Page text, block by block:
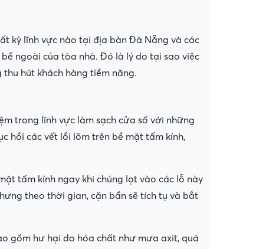
kỳ lĩnh vực nào tại địa bàn Đà Nẵng và các
ngoài của tòa nhà. Đó là lý do tại sao việc
hút khách hàng tiềm năng.
trong lĩnh vực làm sạch cửa sổ với những
hồi các vết lồi lõm trên bề mặt tấm kính,
tấm kính ngay khi chúng lọt vào các lỗ này
theo thời gian, cặn bẩn sẽ tích tụ và bắt
gồm hư hại do hóa chất như mưa axit, quá